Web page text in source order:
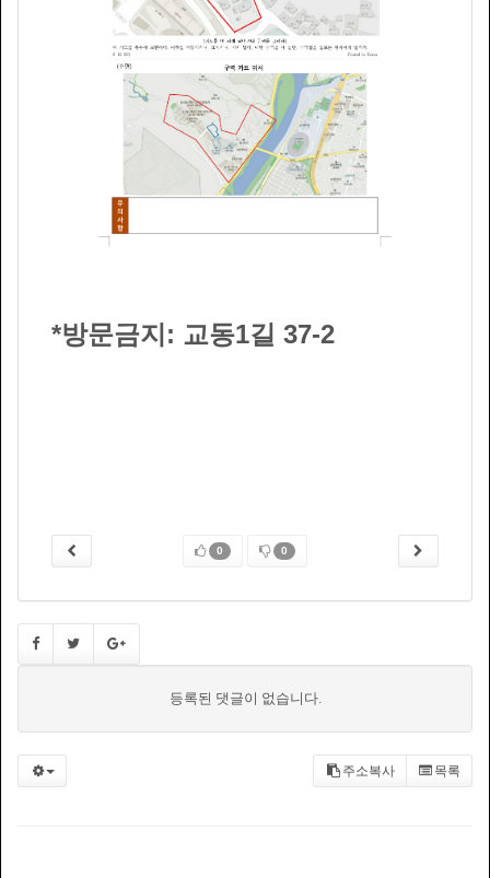
*방문금지: 교동1길 37-2
0 0
등록된 댓글이 없습니다.
주소복사 목록